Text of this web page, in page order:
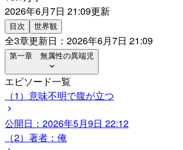
2026年6月7日 21:09更新
目次 世界観
全3章更新日： 2026年6月7日 21:09
第一章 無属性の異端児
エピソード一覧
（1）意味不明で腹が立つ
公開日： 2026年5月9日 22:12
（2）著者：俺